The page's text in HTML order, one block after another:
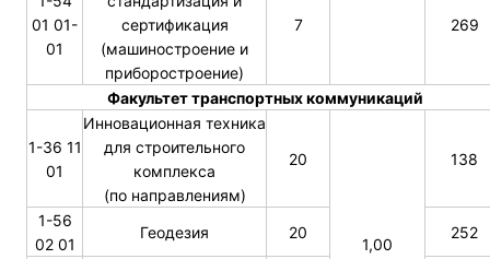
01 01-
01
сертификация
(машиностроение и
приборостроение)
7 269
Факультет транспортных коммуникаций
1-36 11
01
Инновационная техника
для строительного
комплекса
(по направлениям)
20
1,00
138
1-56
02 01
Геодезия 20
252